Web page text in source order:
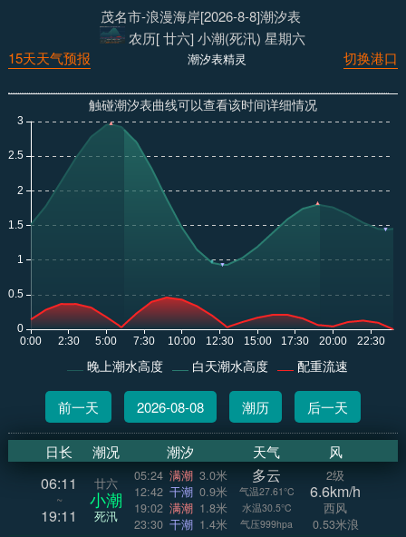
茂名市-浪漫海岸[2026-8-8]潮汐表
农历[ 廿六] 小潮(死汛) 星期六
切换港口
潮汐表精灵
15天天气预报
触碰潮汐表曲线可以查看该时间详细情况
晚上潮水高度 白天潮水高度 配重流速
前一天 2026-08-08 潮历 后一天
日长 潮况 潮汐 天气 风
06:11
~
19:11
廿六
小潮
死汛
05:24 满潮 3.0米
12:42 干潮 0.9米
19:02 满潮 1.8米
23:30 干潮 1.4米
多云
气温27.61°C
水温30.5°C
气压999hpa
2级
6.6km/h
西风
0.53米浪